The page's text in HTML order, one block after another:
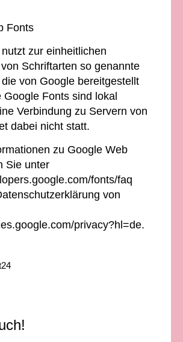
Fonts
zur einheitlichen
Schriftarten so genannte
von Google bereitgestellt
Google Fonts sind lokal
Verbindung zu Servern von
dabei nicht statt.
zu Google Web
Sie unter
fonts/faq
von
privacy?hl=de.